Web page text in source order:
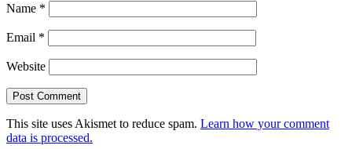
Name *
Email *
Website
This site uses Akismet to reduce spam. Learn how your comment
data is processed.